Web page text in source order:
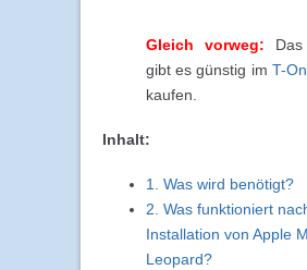
Gleich vorweg:
gibt es günstig im T-
kaufen.
Inhalt:
1. Was wird benötigt?
2. Was funktioniert
Installation von Apple
Leopard?